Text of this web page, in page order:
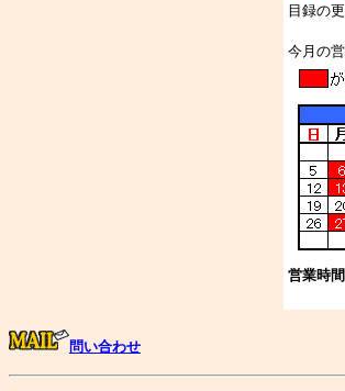
目録の
今月の
営業時
問い合わせ